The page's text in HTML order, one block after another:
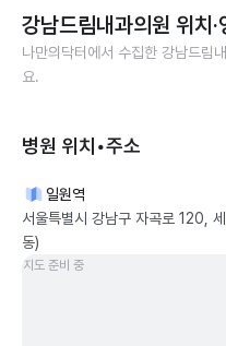
강남드림내과의원 위치
나만의닥터에서 수집한 강남드림
요.
병원 위치•주소
일원역
서울특별시 강남구 자곡로 120,
동)
지도 준비 중